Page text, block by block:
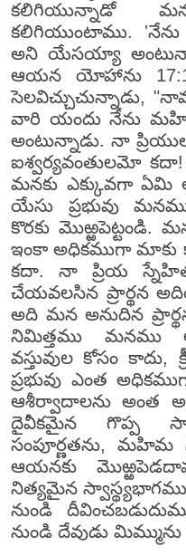
కలిగియున్నాడో
కలిగియుంటాము.
అని యేసయ్యా
ఆయన యోహాను
సెలవిచ్చుచున్నాడు,
వారి యందు నేను
అంటున్నాడు. నా
ఐశ్వర్యవంతులమో
మనకు ఎక్కువగా ఏమి
యేసు ప్రభువు
కొరకు మొఱ్ఱపెట్టండి.
ఇంకా అధికముగా
కదా. నా ప్రియ
చేయవలసిన ప్రార్థన
అది మన అనుదిన
నిమిత్తము మనము
వస్తువుల కోసం
ప్రభువు ఎంత
ఆశీర్వాదాలను అంత
దైవీకమైన గొప్ప
సంపూర్ణతను, మహిమ
ఆయనకు
నిత్యమైన
నుండి
నుండి దేవుడు